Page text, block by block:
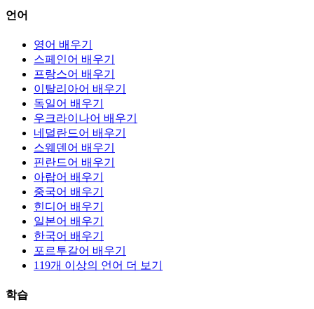
언어
영어 배우기
스페인어 배우기
프랑스어 배우기
이탈리아어 배우기
독일어 배우기
우크라이나어 배우기
네덜란드어 배우기
스웨덴어 배우기
핀란드어 배우기
아랍어 배우기
중국어 배우기
힌디어 배우기
일본어 배우기
한국어 배우기
포르투갈어 배우기
119개 이상의 언어 더 보기
학습